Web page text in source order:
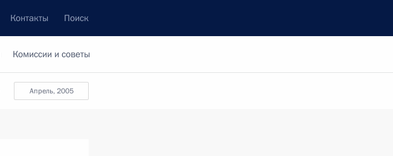
Контакты Поиск
Комиссии и советы
апрель, 2005